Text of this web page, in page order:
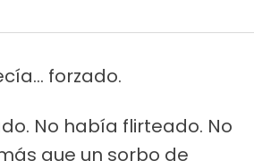
forzado.
No había flirteado. No
que un sorbo de